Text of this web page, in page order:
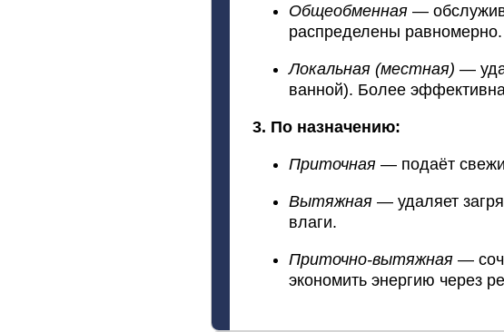
Общеобменная —
распределены равномерно.
Локальная (местная) —
ванной). Более
3. По назначению:
Приточная — подаёт
Вытяжная — удаляет
влаги.
Приточно‑вытяжная —
экономить энергию через